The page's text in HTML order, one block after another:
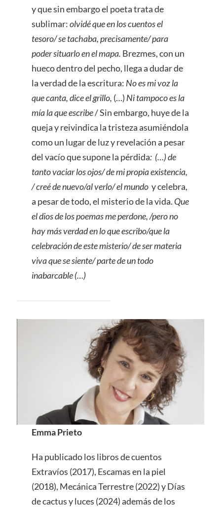
y que sin embargo el poeta trata de
sublimar:olvidé que en los cuentos el
tesoro/ se tachaba, precisamente/ para
poder situarlo en el mapa. Brezmes, con un
hueco dentro del pecho, llega a dudar de
la verdad de la escritura: No es mi voz la
que canta, dice el grillo, (…) Ni tampoco es la
mía la que escribe/ Sin embargo, huye de la
queja y reivindica la tristeza asumiéndola
como un lugar de luz y revelación a pesar
del vacío que supone la pérdida: (…) de
tanto vaciar los ojos/ de mi propia existencia,
/ creé de nuevo/al verlo/ el mundo y celebra,
a pesar de todo, el misterio de la vida. Que
el dios de los poemas me perdone, /pero no
hay más verdad en lo que escribo/que la
celebración de este misterio/ de ser materia
viva que se siente/ parte de un todo
inabarcable (…)
Emma Prieto
Ha publicado los libros de cuentos
Extravíos (2017), Escamas en la piel
(2018), Mecánica Terrestre (2022) y Días
de cactus y luces (2024) además de los